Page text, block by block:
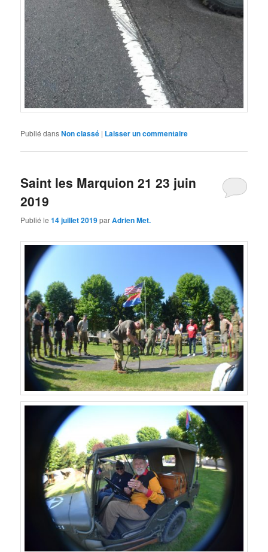
Publié dansNon classé | Laisser un commentaire
Saint les Marquion 21 23 juin
2019
Publié le14 juillet 2019parAdrien Met.